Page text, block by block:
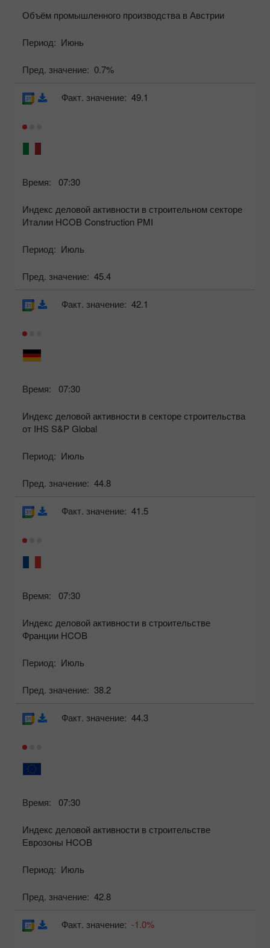
Объём промышленного производства в Австрии
Период: Июнь
Пред. значение: 0.7%
Время: 07:30
Индекс деловой активности в строительном секторе
Италии HCOB Construction PMI
Период: Июль
Пред. значение: 45.4
Факт. значение: 49.1
Время: 07:30
Индекс деловой активности в секторе строительства
от IHS S&P Global
Период: Июль
Пред. значение: 44.8
Факт. значение: 42.1
Время: 07:30
Индекс деловой активности в строительстве
Франции HCOB
Период: Июль
Пред. значение: 38.2
Факт. значение: 41.5
Время: 07:30
Индекс деловой активности в строительстве
Еврозоны HCOB
Период: Июль
Пред. значение: 42.8
Факт. значение: 44.3
Факт. значение: -1.0%